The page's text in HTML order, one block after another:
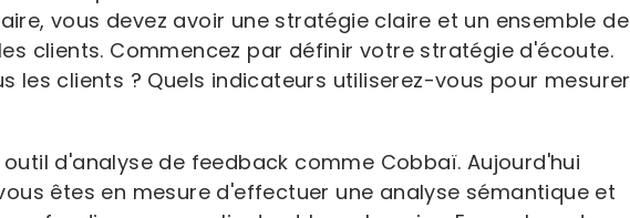
vous devez avoir une stratégie claire et un ensemble de
clients. Commencez par définir votre stratégie d'écoute.
les clients ? Quels indicateurs utiliserez-vous pour mesurer
d'analyse de feedback comme Cobbaï. Aujourd'hui
êtes en mesure d'effectuer une analyse sémantique et